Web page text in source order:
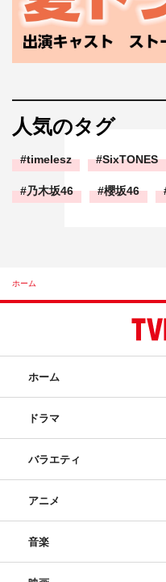
人気のタグ
timelesz SixTONES
乃木坂46 櫻坂46
ホーム
ホーム
ドラマ
バラエティ
アニメ
音楽